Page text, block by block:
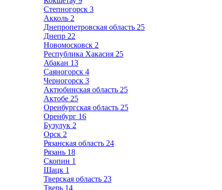
Степногорск 3
Акколь 2
Днепропетровская область 25
Днепр 22
Новомосковск 2
Республика Хакасия 25
Абакан 13
Саяногорск 4
Черногорск 3
Актюбинская область 25
Актобе 25
Оренбургская область 25
Оренбург 16
Бузулук 2
Орск 2
Рязанская область 24
Рязань 18
Скопин 1
Шацк 1
Тверская область 23
Тверь 14